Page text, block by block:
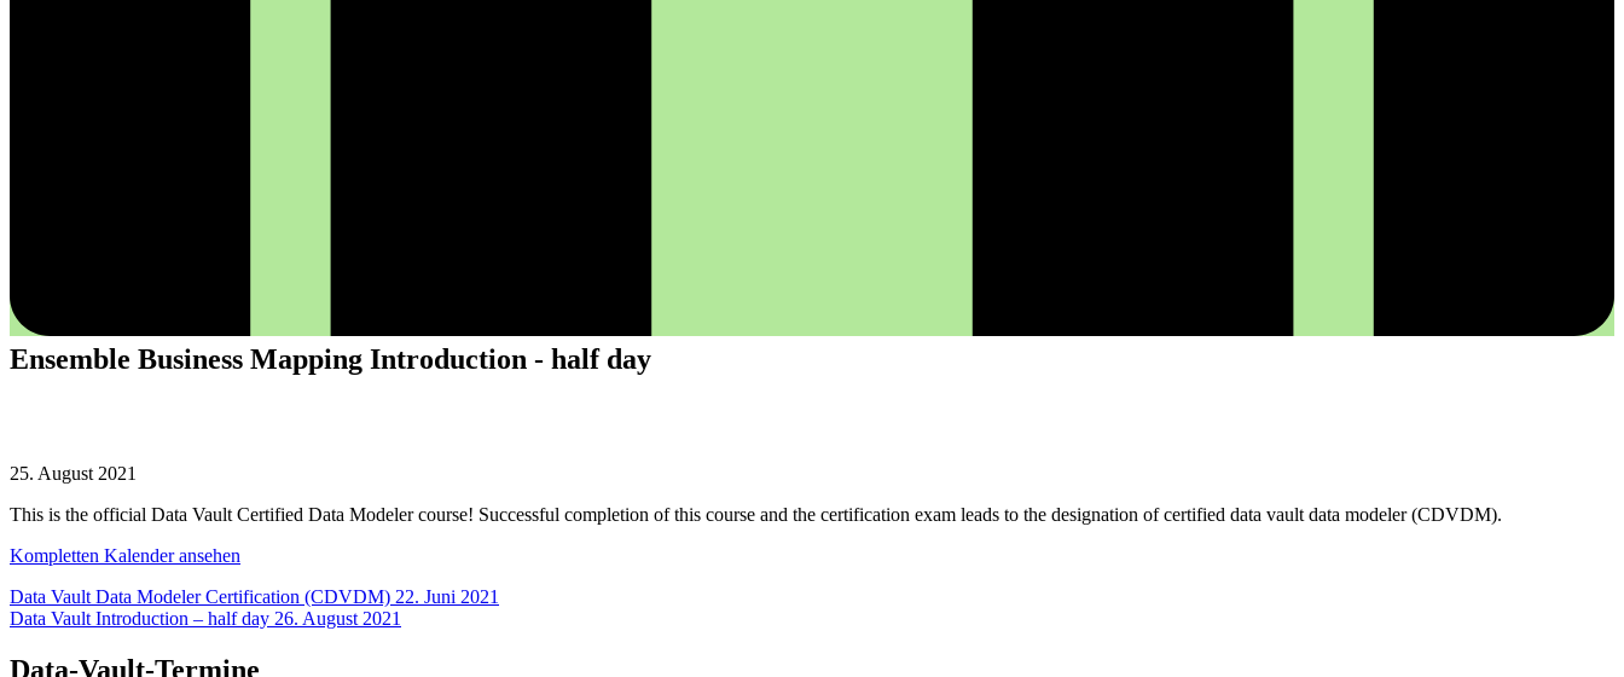
Ensemble Business Mapping Introduction - half day
Business
Introduction
half
25. August 2021
This is the official Data Vault Certified Data Modeler course! Successful completion of this course and the certification exam leads to the designation of certified data vault data modeler (CDVDM).
Kompletten Kalender ansehen
Beitragsnavigation
Data Vault Data Modeler Certification (CDVDM) 22. Juni 2021
Data Vault Introduction – half day 26. August 2021
Data-Vault-Termine